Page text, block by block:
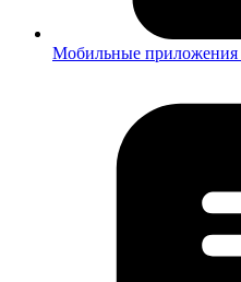
Мобильные приложения